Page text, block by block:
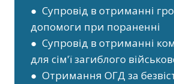
● Супровід в отриманні
допомоги при пораненні
● Супровід в отриманні
для сім'ї загиблого
● Отримання ОГД за